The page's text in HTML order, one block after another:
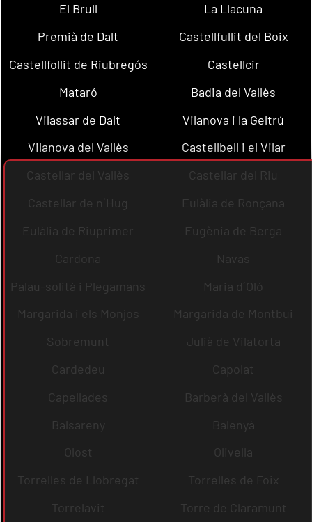
El Brull
La Llacuna
Premià de Dalt
Castellfullit del Boix
Castellfollit de Riubregós
Castellcir
Mataró
Badia del Vallès
Vilassar de Dalt
Vilanova i la Geltrú
Vilanova del Vallès
Castellbell i el Vilar
Castellar del Vallès
Castellar del Riu
Castellar de n´Hug
Eulàlia de Ronçana
Eulàlia de Riuprimer
Eugènia de Berga
Cardona
Navas
Palau-solità i Plegamans
Maria d´Oló
Margarida i els Monjos
Margarida de Montbui
Sobremunt
Julià de Vilatorta
Cardedeu
Capolat
Capellades
Barberà del Vallès
Balsareny
Balenyà
Olost
Olivella
Torrelles de Llobregat
Torrelles de Foix
Torrelavit
Torre de Claramunt